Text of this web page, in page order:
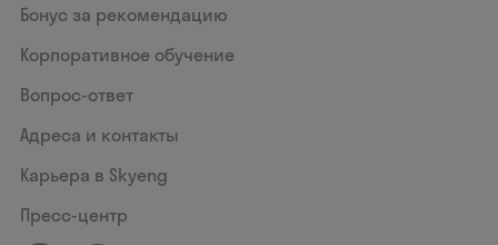
Бонус за рекомендацию
Корпоративное обучение
Вопрос-ответ
Адреса и контакты
Карьера в Skyeng
Пресс-центр